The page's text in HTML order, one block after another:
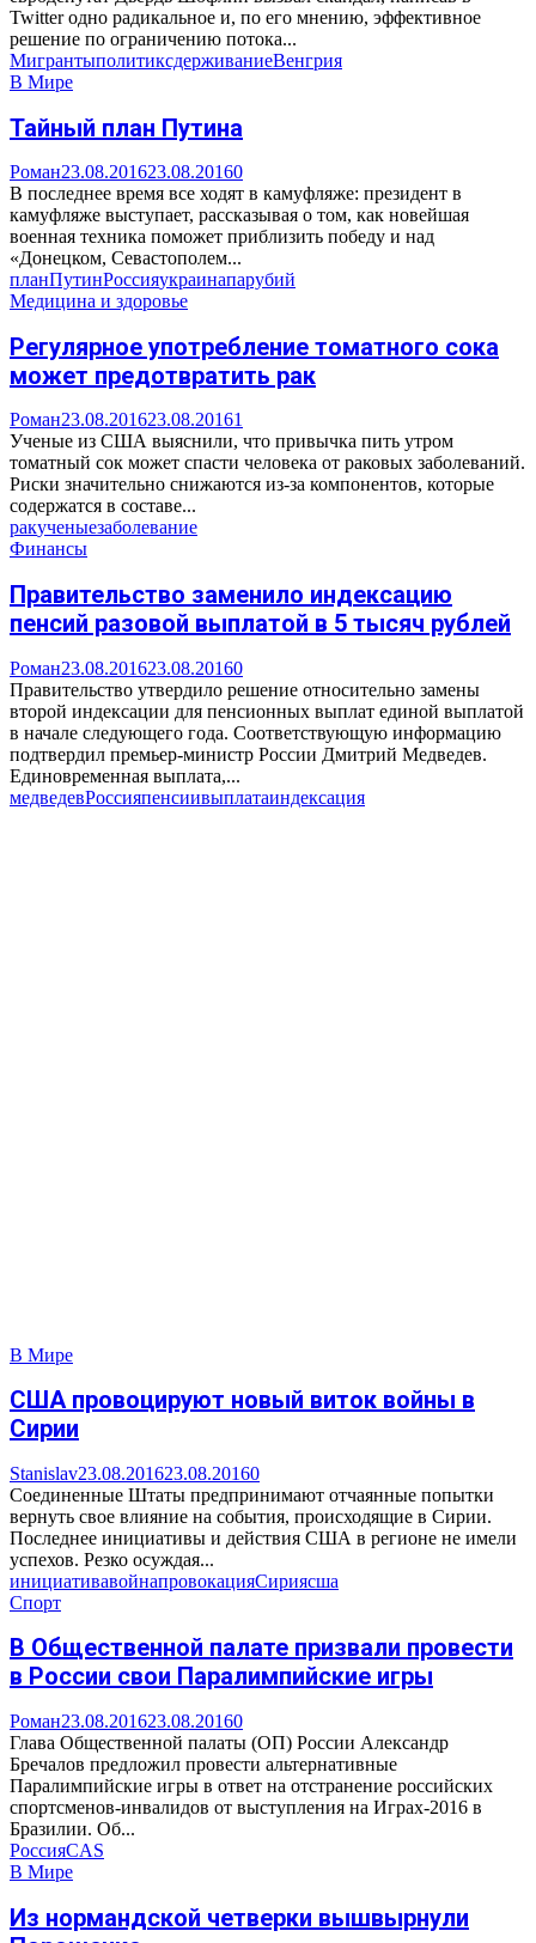
Twitter одно радикальное и, по его мнению, эффективное
решение по ограничению потока...
МигрантыполитиксдерживаниеВенгрия
В Мире
Тайный план Путина
Роман23.08.201623.08.20160
В последнее время все ходят в камуфляже: президент в
камуфляже выступает, рассказывая о том, как новейшая
военная техника поможет приблизить победу и над
«Донецком, Севастополем...
планПутинРоссияукраинапарубий
Медицина и здоровье
Регулярное употребление томатного сока
может предотвратить рак
Роман23.08.201623.08.20161
Ученые из США выяснили, что привычка пить утром
томатный сок может спасти человека от раковых заболеваний.
Риски значительно снижаются из-за компонентов, которые
содержатся в составе...
ракученыезаболевание
Финансы
Правительство заменило индексацию
пенсий разовой выплатой в 5 тысяч рублей
Роман23.08.201623.08.20160
Правительство утвердило решение относительно замены
второй индексации для пенсионных выплат единой выплатой
в начале следующего года. Соответствующую информацию
подтвердил премьер-министр России Дмитрий Медведев.
Единовременная выплата,...
медведевРоссияпенсиивыплатаиндексация
В Мире
США провоцируют новый виток войны в
Сирии
Stanislav23.08.201623.08.20160
Соединенные Штаты предпринимают отчаянные попытки
вернуть свое влияние на события, происходящие в Сирии.
Последнее инициативы и действия США в регионе не имели
успехов. Резко осуждая...
инициативавойнапровокацияСириясша
Спорт
В Общественной палате призвали провести
в России свои Паралимпийские игры
Роман23.08.201623.08.20160
Глава Общественной палаты (ОП) России Александр
Бречалов предложил провести альтернативные
Паралимпийские игры в ответ на отстранение российских
спортсменов-инвалидов от выступления на Играх-2016 в
Бразилии. Об...
РоссияCAS
В Мире
Из нормандской четверки вышвырнули